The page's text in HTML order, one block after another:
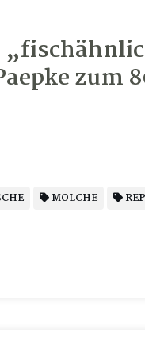
zum
MOLCHE